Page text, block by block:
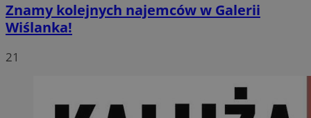
Znamy kolejnych najemców w Galerii
Wiślanka!
21